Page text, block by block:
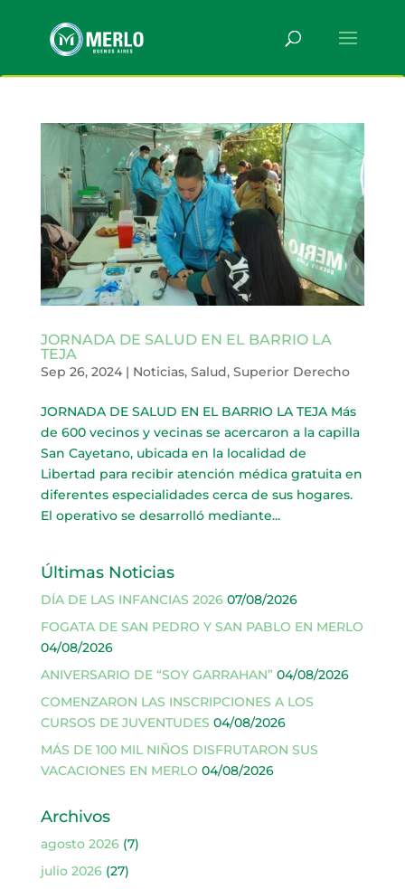
JORNADA DE SALUD EN EL BARRIO LA
TEJA
Sep 26, 2024| Noticias, Salud, Superior Derecho
JORNADA DE SALUD EN EL BARRIO LA TEJA Más
de 600 vecinos y vecinas se acercaron a la capilla
San Cayetano, ubicada en la localidad de
Libertad para recibir atención médica gratuita en
diferentes especialidades cerca de sus hogares.
El operativo se desarrolló mediante...
Últimas Noticias
DÍA DE LAS INFANCIAS 2026 07/08/2026
FOGATA DE SAN PEDRO Y SAN PABLO EN MERLO
04/08/2026
ANIVERSARIO DE “SOY GARRAHAN” 04/08/2026
COMENZARON LAS INSCRIPCIONES A LOS
CURSOS DE JUVENTUDES 04/08/2026
MÁS DE 100 MIL NIÑOS DISFRUTARON SUS
VACACIONES EN MERLO 04/08/2026
Archivos
agosto 2026(7)
julio 2026(27)